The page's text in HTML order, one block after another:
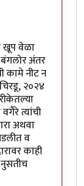
आणिby
खूप वेळा
अंतर
कामे नीट न
२०२४
त्यांची
अथवा
व
काही
नुसतीच